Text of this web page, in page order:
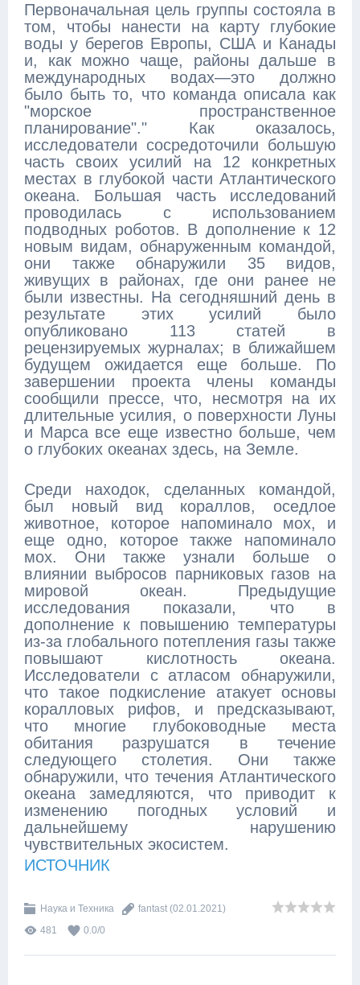
Первоначальная цель группы состояла в
том, чтобы нанести на карту глубокие
воды у берегов Европы, США и Канады
и, как можно чаще, районы дальше в
международных водах—это должно
было быть то, что команда описала как
"морское пространственное
планирование"." Как оказалось,
исследователи сосредоточили большую
часть своих усилий на 12 конкретных
местах в глубокой части Атлантического
океана. Большая часть исследований
проводилась с использованием
подводных роботов. В дополнение к 12
новым видам, обнаруженным командой,
они также обнаружили 35 видов,
живущих в районах, где они ранее не
были известны. На сегодняшний день в
результате этих усилий было
опубликовано 113 статей в
рецензируемых журналах; в ближайшем
будущем ожидается еще больше. По
завершении проекта члены команды
сообщили прессе, что, несмотря на их
длительные усилия, о поверхности Луны
и Марса все еще известно больше, чем
о глубоких океанах здесь, на Земле.
Среди находок, сделанных командой,
был новый вид кораллов, оседлое
животное, которое напоминало мох, и
еще одно, которое также напоминало
мох. Они также узнали больше о
влиянии выбросов парниковых газов на
мировой океан. Предыдущие
исследования показали, что в
дополнение к повышению температуры
из-за глобального потепления газы также
повышают кислотность океана.
Исследователи с атласом обнаружили,
что такое подкисление атакует основы
коралловых рифов, и предсказывают,
что многие глубоководные места
обитания разрушатся в течение
следующего столетия. Они также
обнаружили, что течения Атлантического
океана замедляются, что приводит к
изменению погодных условий и
дальнейшему нарушению
чувствительных экосистем.
ИСТОЧНИК
Наука и Техника fantast (02.01.2021)
481
0.0/0